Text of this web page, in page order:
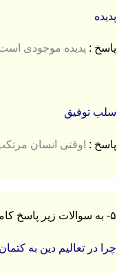
پدیده
پاسخ : پدیده موجودی است
سلب توفیق
پاسخ : وقتی انسان
۵- به سوالات زیر پاسخ
چرا در تعالیم دين به کتمان